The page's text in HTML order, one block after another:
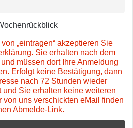
„eintragen“ akzeptieren Sie
Sie erhalten nach dem
müssen dort Ihre Anmeldung
Erfolgt keine Bestätigung, dann
nach 72 Stunden wieder
Sie erhalten keine weiteren
von uns verschickten eMail finden
Abmelde-Link.